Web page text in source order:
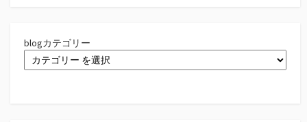
blogカテゴリー